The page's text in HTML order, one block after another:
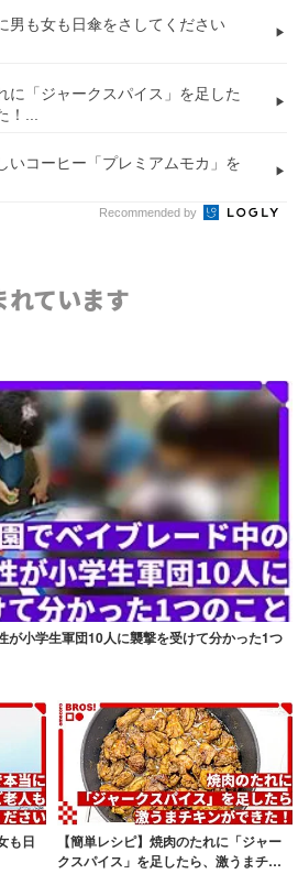
男も女も日傘をさしてください
に「ジャークスパイス」を足した
！...
いコーヒー「プレミアムモカ」を
Recommended by
れています
が小学生軍団10人に襲撃を受けて分かった1つ
も日
【簡単レシピ】焼肉のたれに「ジャー
クスパイス」を足したら、激うまチキ